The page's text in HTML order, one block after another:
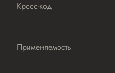
Кросс-код
Применяемость